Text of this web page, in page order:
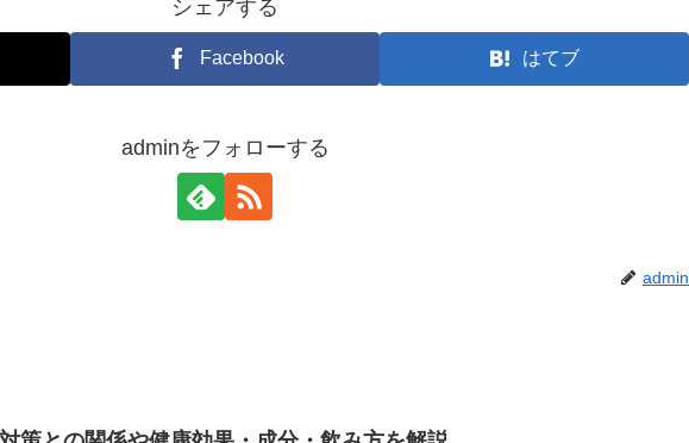
シェアする
Facebook はてブ
adminをフォローする
admin